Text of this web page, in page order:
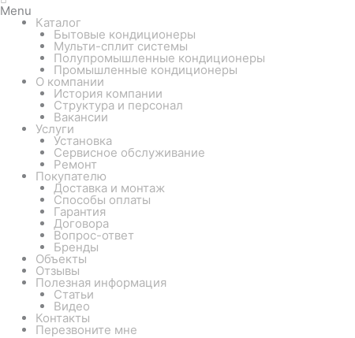
Menu
Каталог
Бытовые кондиционеры
Мульти-сплит системы
Полупромышленные кондиционеры
Промышленные кондиционеры
О компании
История компании
Структура и персонал
Вакансии
Услуги
Установка
Сервисное обслуживание
Ремонт
Покупателю
Доставка и монтаж
Способы оплаты
Гарантия
Договора
Вопрос-ответ
Бренды
Объекты
Отзывы
Полезная информация
Статьи
Видео
Контакты
Перезвоните мне